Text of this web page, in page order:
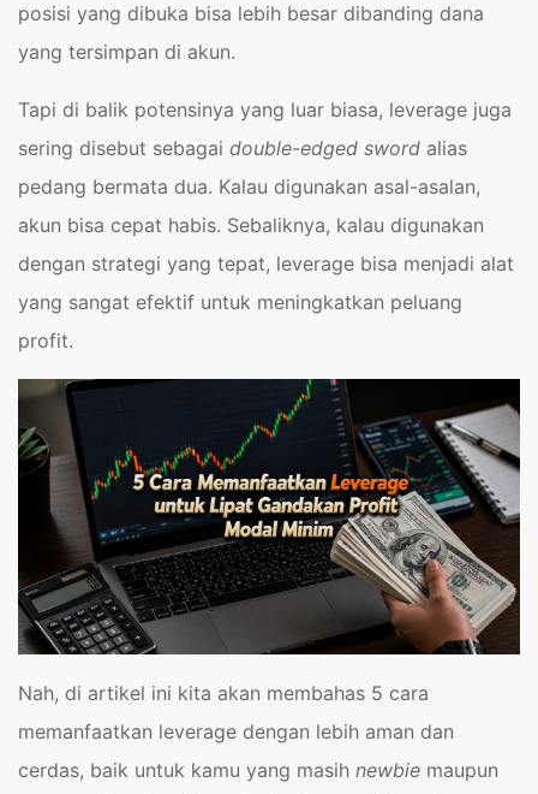
posisi yang dibuka bisa lebih besar dibanding dana
yang tersimpan di akun.
Tapi di balik potensinya yang luar biasa, leverage juga
sering disebut sebagai double-edged sword alias
pedang bermata dua. Kalau digunakan asal-asalan,
akun bisa cepat habis. Sebaliknya, kalau digunakan
dengan strategi yang tepat, leverage bisa menjadi alat
yang sangat efektif untuk meningkatkan peluang
profit.
Nah, di artikel ini kita akan membahas 5 cara
memanfaatkan leverage dengan lebih aman dan
cerdas, baik untuk kamu yang masih newbie maupun